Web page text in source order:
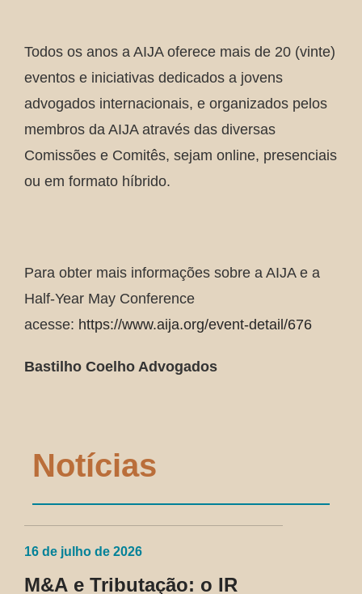
Todos os anos a AIJA oferece mais de 20 (vinte)
eventos e iniciativas dedicados a jovens
advogados internacionais, e organizados pelos
membros da AIJA através das diversas
Comissões e Comitês, sejam online, presenciais
ou em formato híbrido.
Para obter mais informações sobre a AIJA e a
Half-Year May Conference
acesse: https://www.aija.org/event-detail/676
Bastilho Coelho Advogados
Notícias
16 de julho de 2026
M&A e Tributação: o IR